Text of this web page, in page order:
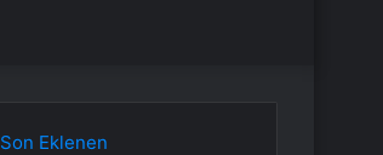
Son Eklenen